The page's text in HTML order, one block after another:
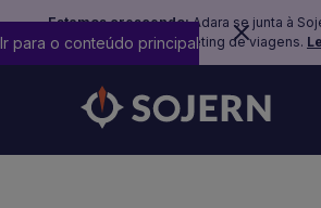
Estamos crescendo:Adara se junta à
futuro do marketing de viagens.
Ir para o conteúdo principal